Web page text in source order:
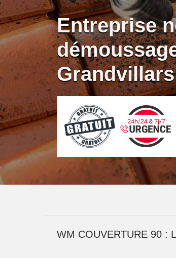
Entreprise
WM COUVERTURE 90 :